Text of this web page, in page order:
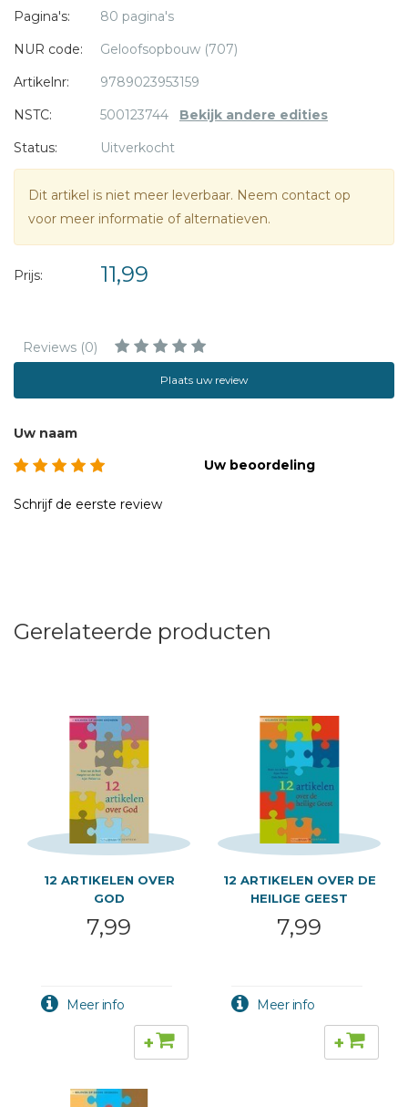
confessionele kring, waaronder Michael Mulder, Aart Brons,
Pagina's:
80 pagina's
NUR code:
Geloofsopbouw (707)
Artikelnr:
9789023953159
NSTC:
500123744 Bekijk andere edities
Status:
Uitverkocht
Dit artikel is niet meer leverbaar. Neem contact op
voor meer informatie of alternatieven.
Prijs: 11,99
Reviews (0)
Plaats uw review
Uw naam
Uw beoordeling
Schrijf de eerste review
Gerelateerde producten
12 ARTIKELEN OVER
GOD
7,99
+
12 ARTIKELEN OVER DE
HEILIGE GEEST
7,99
+